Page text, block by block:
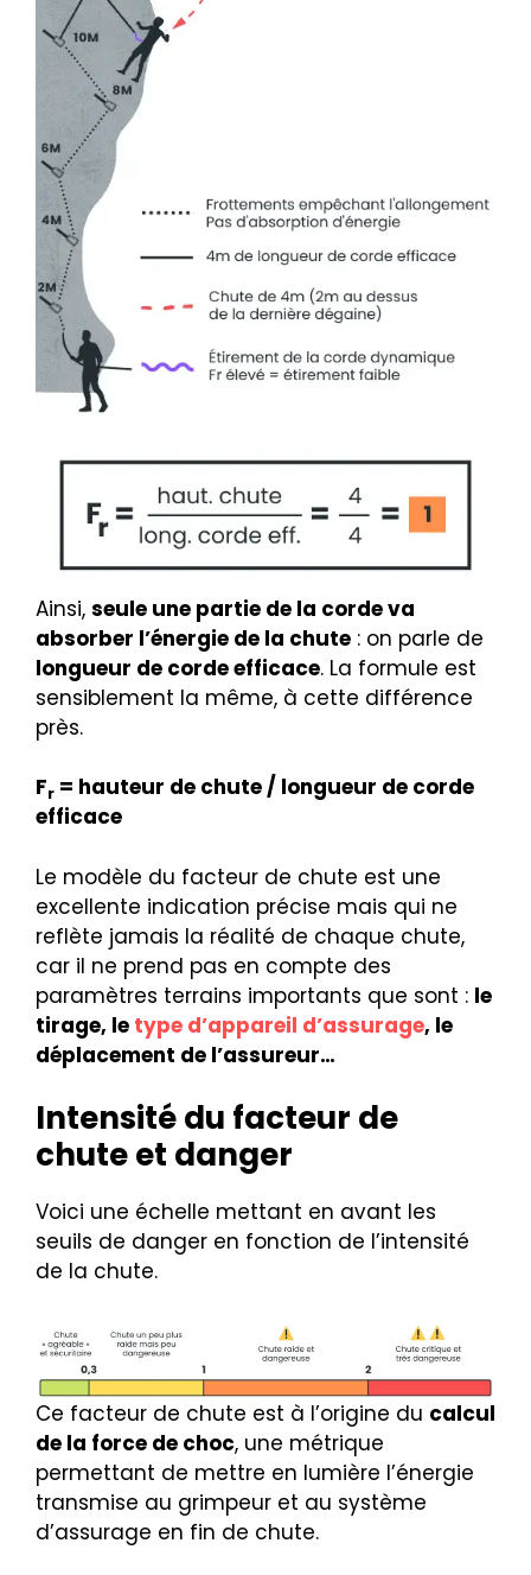
Ainsi, seule une partie de la corde va
absorber l’énergie de la chute : on parle de
longueur de corde efficace. La formule est
sensiblement la même, à cette différence
près.
Fr = hauteur de chute / longueur de corde
efficace
Le modèle du facteur de chute est une
excellente indication précise mais qui ne
reflète jamais la réalité de chaque chute,
car il ne prend pas en compte des
paramètres terrains importants que sont : le
tirage, le type d’appareil d’assurage, le
déplacement de l’assureur…
Intensité du facteur de
chute et danger
Voici une échelle mettant en avant les
seuils de danger en fonction de l’intensité
de la chute.
Ce facteur de chute est à l’origine du calcul
de la force de choc, une métrique
permettant de mettre en lumière l’énergie
transmise au grimpeur et au système
d’assurage en fin de chute.